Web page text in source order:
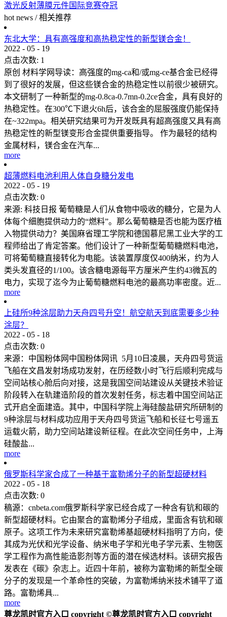
激光反射薄膜元件国际竞赛夺冠
hot news / 相关推荐
东北大学：具有高强度和高热稳定性的新型镁合金！
2022 - 05 - 19
点击次数: 1
原创 材料学网导读：高强度的mg-ca和/或mg-ce基合金已经得
到了很好的发展，但这些镁合金的热稳定性以前很少被研究。
本文研制了一种新型的mg-0.8ca-0.7mn-0.2ce合金，具有良好的
热稳定性。在300℃下退火6h后，该合金的屈服强度仍能保持
在~322mpa。相关研究结果可为开发既具有超高强度又具有高
热稳定性的新型镁变形合金提供重要指导。 作为最轻的结构
金属材料，镁合金在汽车...
more
超薄燃料电池利用人体自身糖分发电
2022 - 05 - 19
点击次数: 0
来源: 科技日报 葡萄糖是人们从食物中吸收的糖分，它是为人
体每个细胞提供动力的“燃料”。那么葡萄糖是否也能为医疗植
入物提供动力？美国麻省理工学院和德国慕尼黑工业大学的工
程师给出了肯定答案。他们设计了一种新型葡萄糖燃料电池，
可将葡萄糖直接转化为电能。该装置厚度仅400纳米，约为人
类头发直径的1/100。该含糖电源每平方厘米产生约43微瓦的
电力，实现了迄今为止葡萄糖燃料电池的最高功率密度。近...
more
上硅所9种涂层助力天舟四号升空！航空航天到底需要多少种
涂层？
2022 - 05 - 18
点击次数: 0
来源：中国粉体网中国粉体网讯 5月10日凌晨，天舟四号货运
飞船在文昌发射场成功发射，在历经数小时飞行后顺利完成与
空间站核心舱后向对接，这是我国空间站建设从关键技术验证
阶段转入在轨建造阶段的首次发射任务，标志着中国空间站正
式开启全面建造。其中，中国科学院上海硅酸盐研究所研制的
9种涂层与材料成功应用于天舟四号货运飞船和长征七号遥五
运载火箭，助力空间站建设新征程。在此次空间任务中，上海
硅酸盐...
more
俄罗斯科学家合成了一种基于富勒烯分子的新型超硬材料
2022 - 05 - 18
点击次数: 0
稿源：cnbeta.com俄罗斯科学家已经合成了一种含有钪和碳的
新型超硬材料。它由聚合的富勒烯分子组成，里面含有钪和碳
原子。这项工作为未来研究富勒烯基超硬材料指明了方向，使
其成为光伏和光学设备、纳米电子学和光电子学元素、生物医
学工程作为高性能造影剂等方面的潜在候选材料。该研究报告
发表在《碳》杂志上。近四十年前，被称为富勒烯的新型全碳
分子的发现是一个革命性的突破，为富勒烯纳米技术铺平了道
路。富勒烯具...
more
尊龙凯时官方入口 copyright ©尊龙凯时官方入口 copyright